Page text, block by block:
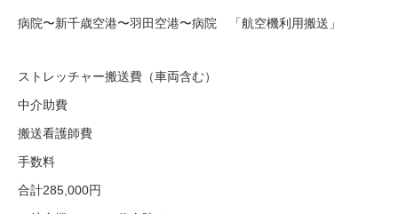
病院〜新千歳空港〜羽田空港〜病院 「航空機利用搬送」
ストレッチャー搬送費（車両含む）
中介助費
搬送看護師費
手数料
合計285,000円